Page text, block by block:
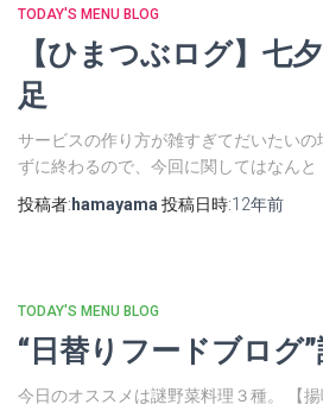
TODAY'S MENU BLOG
【ひまつぶログ】七
足
サービスの作り方が雑すぎてだいたい
ずに終わるので、今回に関してはなんと
投稿者: hamayama 投稿日時:12年前
TODAY'S MENU BLOG
“日替りフードブログ
今日のオススメは謎野菜料理３種。 【